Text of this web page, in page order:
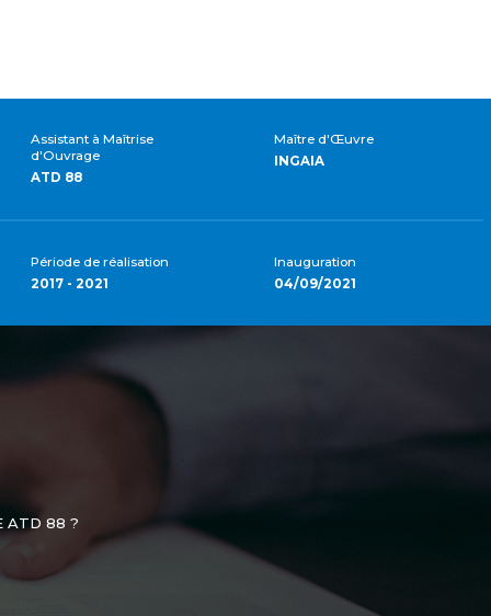
Assistant à Maîtrise
d'Ouvrage
ATD 88
Maître d'Œuvre
INGAIA
Période de réalisation
2017 - 2021
Inauguration
04/09/2021
ATD 88 ?